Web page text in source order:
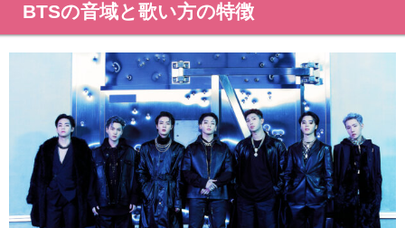
BTSの音域と歌い方の特徴